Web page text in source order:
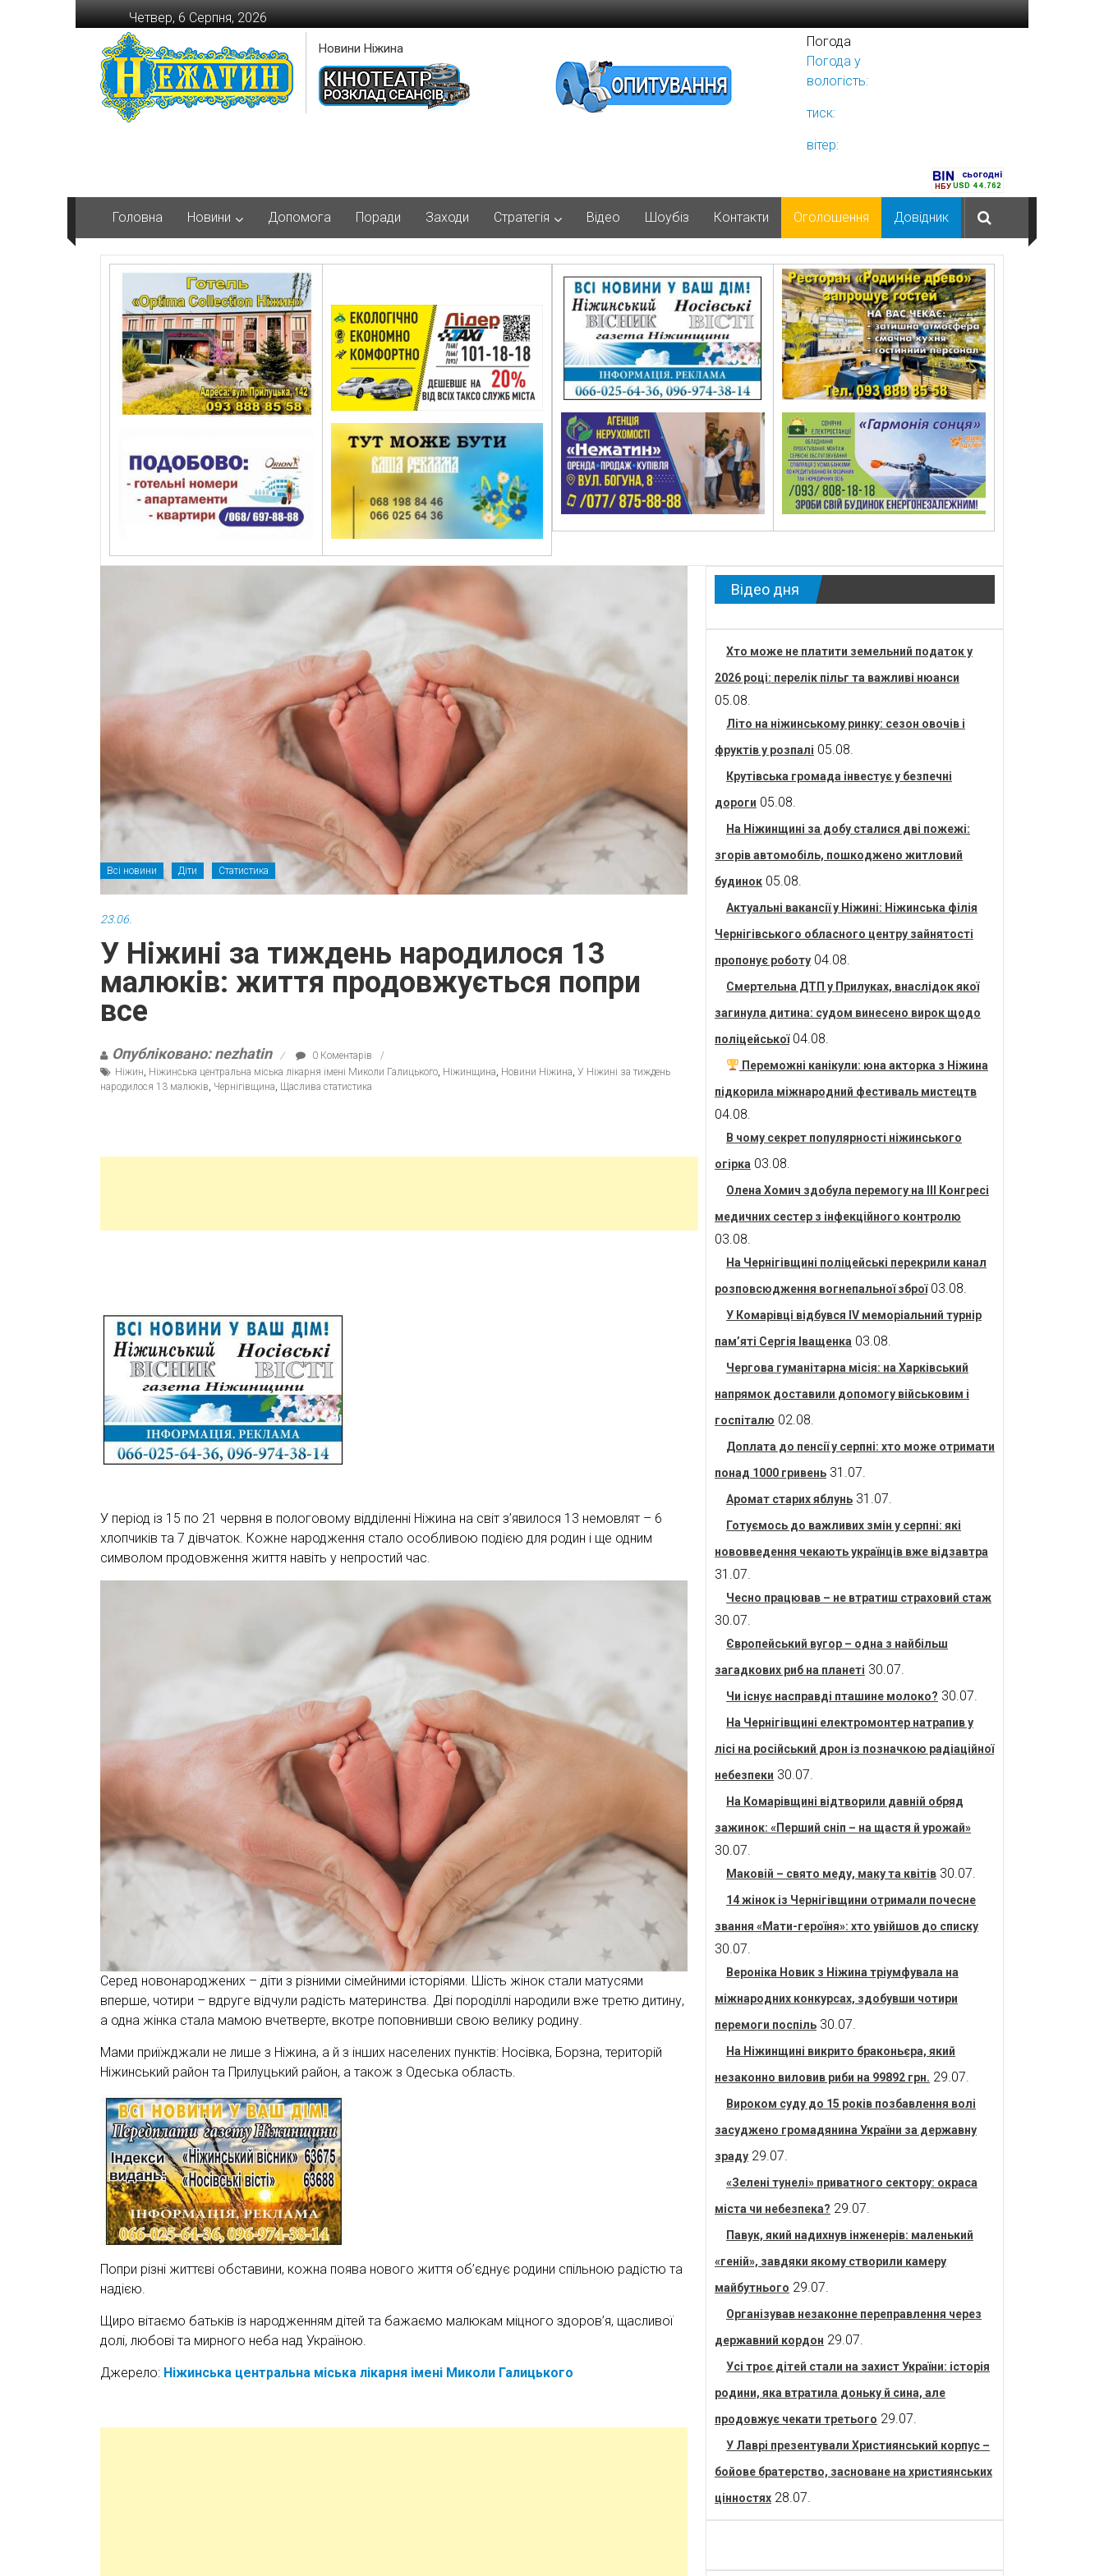
Перейти
до
вмісту
Четвер, 6 Серпня, 2026
Новини Ніжина
Погода
Погода у
вологість:
тиск:
вітер:
Головна Новини Допомога Поради Заходи Стратегія Відео Шоубіз Контакти Оголошення Довідник
Всі новини Діти Статистика
23.06.
У Ніжині за тиждень народилося 13
малюків: життя продовжується попри
все
Опубліковано: nezhatin
0 Коментарів
Ніжин Ніжинська центральна міська лікарня імені Миколи Галицького Ніжинщина Новини Ніжина У Ніжині за тиждень
народилося 13 малюків Чернігівщина Щаслива статистика
У період із 15 по 21 червня в пологовому відділенні Ніжина на світ з’явилося 13 немовлят – 6
хлопчиків та 7 дівчаток. Кожне народження стало особливою подією для родин і ще одним
символом продовження життя навіть у непростий час.
Серед новонароджених – діти з різними сімейними історіями. Шість жінок стали матусями
вперше, чотири – вдруге відчули радість материнства. Дві породіллі народили вже третю дитину,
а одна жінка стала мамою вчетверте, вкотре поповнивши свою велику родину.
Мами приїжджали не лише з Ніжина, а й з інших населених пунктів: Носівка, Борзна, територій
Ніжинський район та Прилуцький район, а також з Одеська область.
Попри різні життєві обставини, кожна поява нового життя об’єднує родини спільною радістю та
надією.
Щиро вітаємо батьків із народженням дітей та бажаємо малюкам міцного здоров’я, щасливої
долі, любові та мирного неба над Україною.
Джерело: Ніжинська центральна міська лікарня імені Миколи Галицького
Відео дня
Хто може не платити земельний податок у
2026 році: перелік пільг та важливі нюанси
05.08.
Літо на ніжинському ринку: сезон овочів і
фруктів у розпалі 05.08.
Крутівська громада інвестує у безпечні
дороги 05.08.
На Ніжинщині за добу сталися дві пожежі:
згорів автомобіль, пошкоджено житловий
будинок 05.08.
Актуальні вакансії у Ніжині: Ніжинська філія
Чернігівського обласного центру зайнятості
пропонує роботу 04.08.
Смертельна ДТП у Прилуках, внаслідок якої
загинула дитина: судом винесено вирок щодо
поліцейської 04.08.
Переможні канікули: юна акторка з Ніжина
підкорила міжнародний фестиваль мистецтв
04.08.
В чому секрет популярності ніжинського
огірка 03.08.
Олена Хомич здобула перемогу на ІІІ Конгресі
медичних сестер з інфекційного контролю
03.08.
На Чернігівщині поліцейські перекрили канал
розповсюдження вогнепальної зброї 03.08.
У Комарівці відбувся IV меморіальний турнір
пам’яті Сергія Іващенка 03.08.
Чергова гуманітарна місія: на Харківський
напрямок доставили допомогу військовим і
госпіталю 02.08.
Доплата до пенсії у серпні: хто може отримати
понад 1000 гривень 31.07.
Аромат старих яблунь 31.07.
Готуємось до важливих змін у серпні: які
нововведення чекають українців вже відзавтра
31.07.
Чесно працював – не втратиш страховий стаж
30.07.
Європейський вугор – одна з найбільш
загадкових риб на планеті 30.07.
Чи існує насправді пташине молоко? 30.07.
На Чернігівщині електромонтер натрапив у
лісі на російський дрон із позначкою радіаційної
небезпеки 30.07.
На Комарівщині відтворили давній обряд
зажинок: «Перший сніп – на щастя й урожай»
30.07.
Маковій – свято меду, маку та квітів 30.07.
14 жінок із Чернігівщини отримали почесне
звання «Мати-героїня»: хто увійшов до списку
30.07.
Вероніка Новик з Ніжина тріумфувала на
міжнародних конкурсах, здобувши чотири
перемоги поспіль 30.07.
На Ніжинщині викрито браконьєра, який
незаконно виловив риби на 99892 грн. 29.07.
Вироком суду до 15 років позбавлення волі
засуджено громадянина України за державну
зраду 29.07.
«Зелені тунелі» приватного сектору: окраса
міста чи небезпека? 29.07.
Павук, який надихнув інженерів: маленький
«геній», завдяки якому створили камеру
майбутнього 29.07.
Організував незаконне переправлення через
державний кордон 29.07.
Усі троє дітей стали на захист України: історія
родини, яка втратила доньку й сина, але
продовжує чекати третього 29.07.
У Лаврі презентували Християнський корпус –
бойове братерство, засноване на християнських
цінностях 28.07.